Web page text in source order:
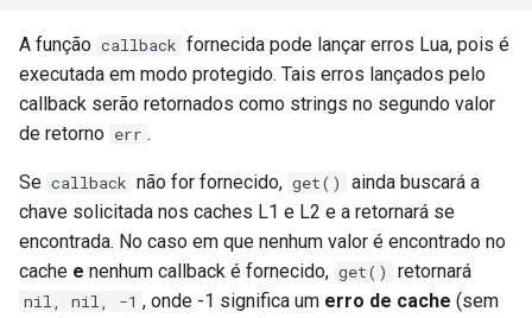
A função callback fornecida pode lançar erros Lua, pois é
executada em modo protegido. Tais erros lançados pelo
callback serão retornados como strings no segundo valor
de retorno err .
Se callback não for fornecido, get()
ainda buscará a
chave solicitada nos caches L1 e L2 e a retornará se
encontrada. No caso em que nenhum valor é encontrado no
cache e nenhum callback é fornecido, get() retornará
nil, nil, -1 , onde -1 significa um erro de cache (sem